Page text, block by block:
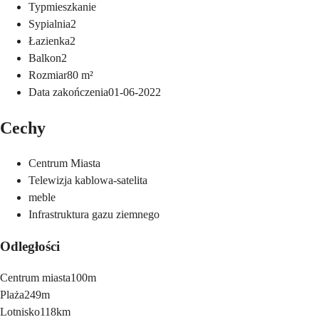
Typmieszkanie
Sypialnia2
Łazienka2
Balkon2
Rozmiar80 m²
Data zakończenia01-06-2022
Cechy
Centrum Miasta
Telewizja kablowa-satelita
meble
Infrastruktura gazu ziemnego
Odległości
Centrum miasta100m
Plaża249m
Lotnisko118km